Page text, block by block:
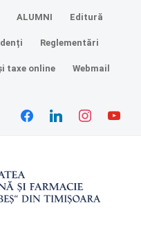
ALUMNI Editură
Reglementări
taxe online Webmail